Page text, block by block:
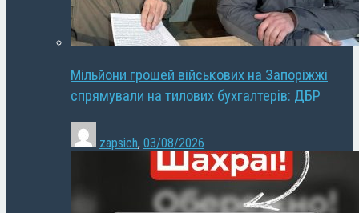
Мільйони грошей військових на Запоріжжі
спрямували на тилових бухгалтерів: ДБР
zapsich, 03/08/2026